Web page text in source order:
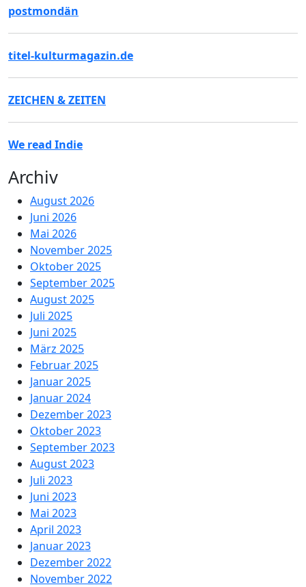
postmondän
titel-kulturmagazin.de
ZEICHEN & ZEITEN
We read Indie
Archiv
August 2026
Juni 2026
Mai 2026
November 2025
Oktober 2025
September 2025
August 2025
Juli 2025
Juni 2025
März 2025
Februar 2025
Januar 2025
Januar 2024
Dezember 2023
Oktober 2023
September 2023
August 2023
Juli 2023
Juni 2023
Mai 2023
April 2023
Januar 2023
Dezember 2022
November 2022